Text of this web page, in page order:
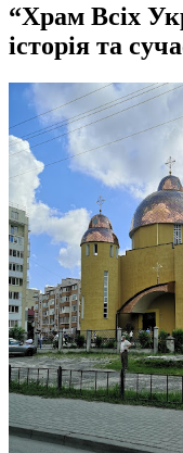
“Храм Всіх
історія та